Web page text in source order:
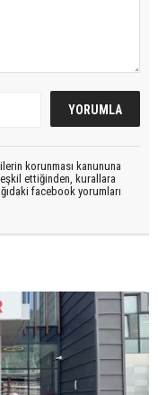
korunması kanununa
ettiğinden, kurallara
facebook yorumları